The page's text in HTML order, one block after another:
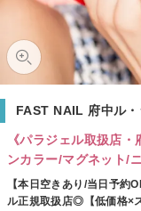
FAST NAIL 府中ル
《パラジェル取扱店
ンカラー/マグネット/
【本日空きあり/当日予約
ル正規取扱店◎【低価格×